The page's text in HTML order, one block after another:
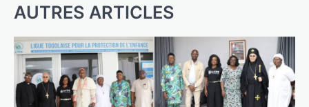
AUTRES ARTICLES